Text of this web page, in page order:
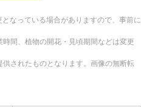
なっている場合がありますので、事前に
間、植物の開花・見頃期間などは変更
されたものとなります。画像の無断転